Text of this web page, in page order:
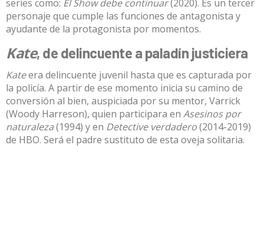
series como: El Show debe continuar(2020). Es un tercer
personaje que cumple las funciones de antagonista y
ayudante de la protagonista por momentos.
Kate, de delincuente a paladín justiciera
Kateera delincuente juvenil hasta que es capturada por
la policía. A partir de ese momento inicia su camino de
conversión al bien, auspiciada por su mentor, Varrick
(Woody Harreson), quien participara en Asesinos por
naturaleza(1994) y en Detective verdadero(2014-2019)
de HBO. Será el padre sustituto de esta oveja solitaria.